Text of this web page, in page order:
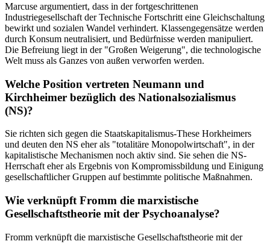
Marcuse argumentiert, dass in der fortgeschrittenen
Industriegesellschaft der Technische Fortschritt eine Gleichschaltung
bewirkt und sozialen Wandel verhindert. Klassengegensätze werden
durch Konsum neutralisiert, und Bedürfnisse werden manipuliert.
Die Befreiung liegt in der "Großen Weigerung", die technologische
Welt muss als Ganzes von außen verworfen werden.
Welche Position vertreten Neumann und
Kirchheimer bezüglich des Nationalsozialismus
(NS)?
Sie richten sich gegen die Staatskapitalismus-These Horkheimers
und deuten den NS eher als "totalitäre Monopolwirtschaft", in der
kapitalistische Mechanismen noch aktiv sind. Sie sehen die NS-
Herrschaft eher als Ergebnis von Kompromissbildung und Einigung
gesellschaftlicher Gruppen auf bestimmte politische Maßnahmen.
Wie verknüpft Fromm die marxistische
Gesellschaftstheorie mit der Psychoanalyse?
Fromm verknüpft die marxistische Gesellschaftstheorie mit der